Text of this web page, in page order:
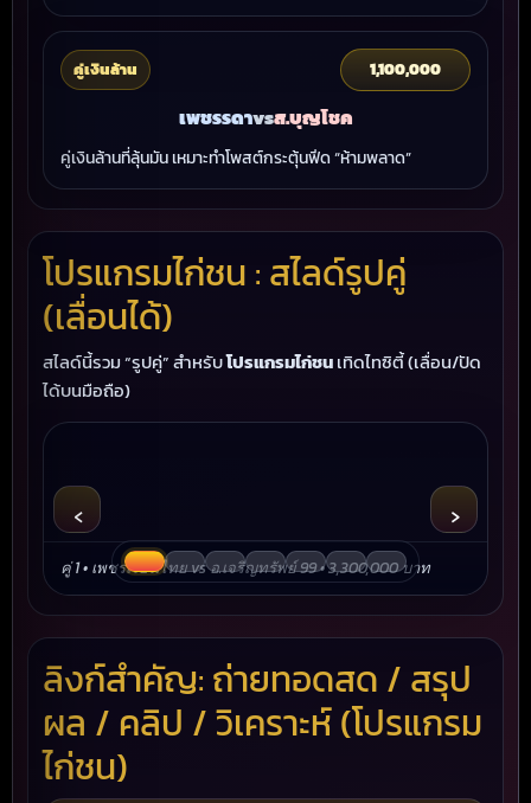
คู่เงินล้าน 1,100,000
เพชรรดาvsส.บุญโชค
คู่เงินล้านที่ลุ้นมัน เหมาะทำโพสต์กระตุ้นฟีด “ห้ามพลาด”
โปรแกรมไก่ชน : สไลด์รูปคู่
(เลื่อนได้)
สไลด์นี้รวม “รูปคู่” สำหรับโปรแกรมไก่ชนเทิดไทซิตี้ (เลื่อน/ปัด
ได้บนมือถือ)
‹ ›
คู่ 1 • เพชรเรือนไทย vs อ.เจริญทรัพย์ 99 • 3,300,000 บาท
ลิงก์สำคัญ: ถ่ายทอดสด / สรุป
ผล / คลิป / วิเคราะห์ (โปรแกรม
ไก่ชน)